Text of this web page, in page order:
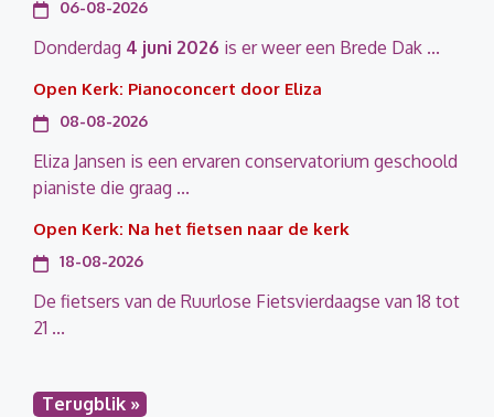
06-08-2026
Donderdag 4 juni 2026 is er weer een Brede Dak ...
Open Kerk: Pianoconcert door Eliza
08-08-2026
Eliza Jansen is een ervaren conservatorium geschoold
pianiste die graag ...
Open Kerk: Na het fietsen naar de kerk
18-08-2026
De fietsers van de Ruurlose Fietsvierdaagse van 18 tot
21 ...
Terugblik »